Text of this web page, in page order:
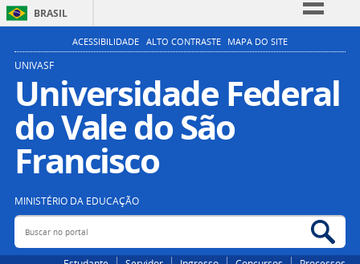
BRASIL
Simplifique!
Participe
Acesso à informação
Legislação
ACESSIBILIDADE ALTO CONTRASTE MAPA DO SITE
UNIVASF
Universidade Federal
do Vale do São
Francisco
MINISTÉRIO DA EDUCAÇÃO
Buscar no portal